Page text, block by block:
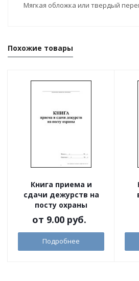
Мягкая обложка или твердый
Похожие товары
Книга приема и
сдачи дежурств на
посту охраны
от 9.00 руб.
Подробнее